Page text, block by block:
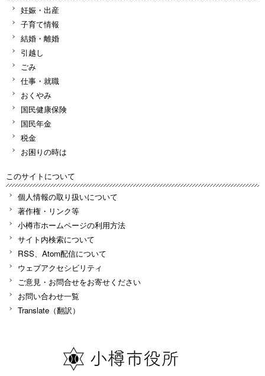
妊娠・出産
子育て情報
結婚・離婚
引越し
ごみ
仕事・就職
おくやみ
国民健康保険
国民年金
税金
お困りの時は
このサイトについて
個人情報の取り扱いについて
著作権・リンク等
小樽市ホームページの利用方法
サイト内検索について
RSS、Atom配信について
ウェブアクセシビリティ
ご意見・お問合せをお寄せください
お問い合わせ一覧
Translate（翻訳）